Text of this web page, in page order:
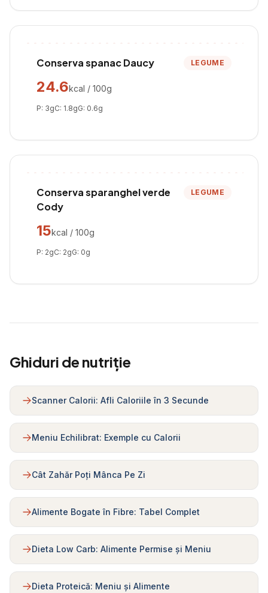
Conserva spanac Daucy LEGUME
24.6kcal / 100g
P: 3gC: 1.8gG: 0.6g
Conserva sparanghel verde
Cody
LEGUME
15kcal / 100g
P: 2gC: 2gG: 0g
Ghiduri de nutriție
Scanner Calorii: Afli Caloriile în 3 Secunde
Meniu Echilibrat: Exemple cu Calorii
Cât Zahăr Poți Mânca Pe Zi
Alimente Bogate în Fibre: Tabel Complet
Dieta Low Carb: Alimente Permise și Meniu
Dieta Proteică: Meniu și Alimente